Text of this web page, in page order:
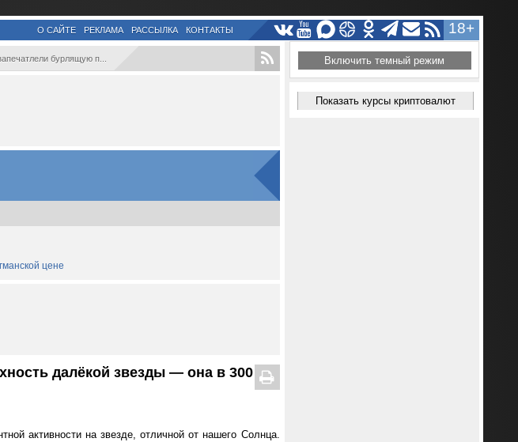
18+
О САЙТЕ РЕКЛАМА РАССЫЛКА КОНТАКТЫ
бурлящую п...
цене
далёкой звезды — она в 300
активности на звезде, отличной от нашего Солнца.
Включить темный режим
Показать курсы криптовалют